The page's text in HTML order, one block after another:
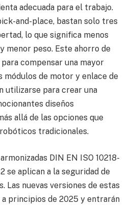
adecuada para el trabajo.
and-place, bastan solo tres
lo que significa menos
menor peso. Este ahorro de
compensar una mayor
módulos de motor y enlace de
utilizarse para crear una
diseños
allá de las opciones que
tradicionales.
DIN EN ISO 10218-
se aplican a la seguridad de
Las nuevas versiones de estas
principios de 2025 y entrarán